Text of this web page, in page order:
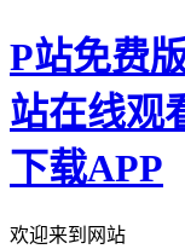
P站免费
站在线观
下载APP
欢迎来到网站